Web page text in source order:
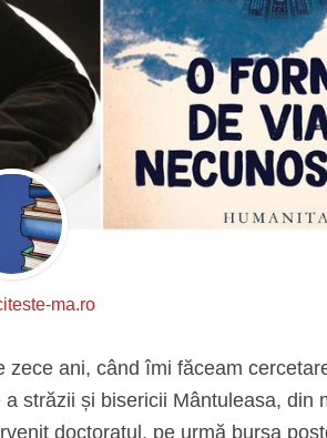
ma.ro
ani, când îmi făceam
străzii și bisericii Mântuleasa, din
doctoratul, pe urmă bursa